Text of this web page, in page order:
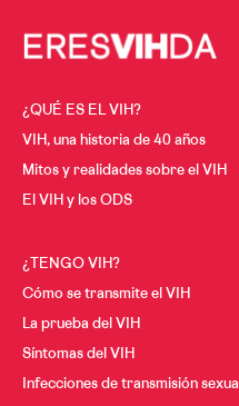
¿QUÉ ES EL VIH?
VIH, una historia de 40 años
Mitos y realidades sobre el VIH
El VIH y los ODS
¿TENGO VIH?
Cómo se transmite el VIH
La prueba del VIH
Síntomas del VIH
Infecciones de transmisión sexual